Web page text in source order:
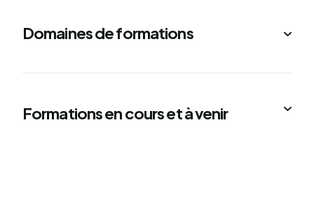
Domaines de formations
Formations en cours et à venir